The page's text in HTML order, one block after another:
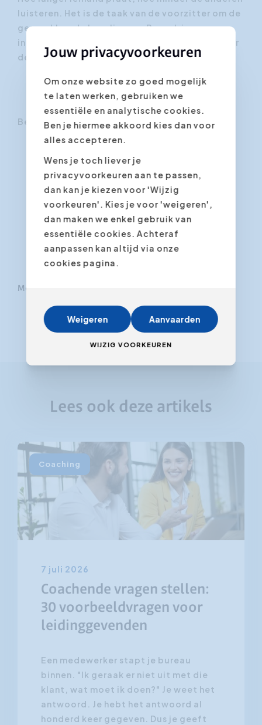
luisteren. Het is de taak van de voorzitter om de
gesprekken de kanaliseren. Beperk je
interventies tot het minimum en ga meteen naar
de kern van de zaak.
Bekijk de tips in deze video:
Meer info:
Lees ook deze artikels
Coaching
7 juli 2026
Coachende vragen stellen:
30 voorbeeldvragen voor
leidinggevenden
Een medewerker stapt je bureau
binnen. "Ik geraak er niet uit met die
klant, wat moet ik doen?" Je weet het
antwoord. Je hebt het antwoord al
honderd keer gegeven. Dus je geeft
Jouw privacyvoorkeuren
Om onze website zo goed mogelijk
te laten werken, gebruiken we
essentiële en analytische cookies.
Ben je hiermee akkoord kies dan voor
alles accepteren.
Wens je toch liever je
privacyvoorkeuren aan te passen,
dan kan je kiezen voor 'Wijzig
voorkeuren'. Kies je voor 'weigeren',
dan maken we enkel gebruik van
essentiële cookies. Achteraf
aanpassen kan altijd via onze
cookies pagina.
Weigeren Aanvaarden
WIJZIG VOORKEUREN